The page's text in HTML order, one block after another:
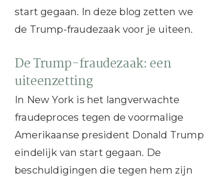
start gegaan. In deze blog zetten we
de Trump-fraudezaak voor je uiteen.
De Trump-fraudezaak: een
uiteenzetting
In New York is het langverwachte
fraudeproces tegen de voormalige
Amerikaanse president Donald Trump
eindelijk van start gegaan. De
beschuldigingen die tegen hem zijn